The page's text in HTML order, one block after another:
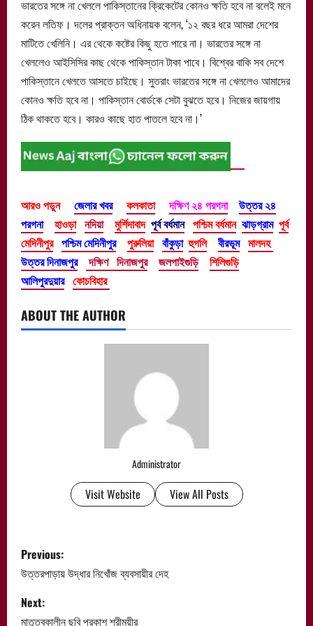
ভারতের সঙ্গে না খেললে পাকিস্তানের ক্রিকেটের কোনও ক্ষতি হবে না বলেই মনে
করেন লতিফ। দলের প্রাক্তন অধিনায়ক বলেন, ‘১২ বছর ধরে আমরা দেশের
মাটিতে খেলিনি। এর থেকে কষ্টের কিছু হতে পারে না। ভারতের সঙ্গে না
খেললেও আইসিসির কাছ থেকে পাকিস্তান টাকা পাবে। বিশ্বের বাকি সব দেশে
পাকিস্তানে খেলতে আসতে চাইছে। সুতরাং ভারতের সঙ্গে না খেললেও আমাদের
কোনও ক্ষতি হবে না। পাকিস্তান বোর্ডকে সেটা বুঝতে হবে। নিজের জায়গায়
ঠিক থাকতে হবে। কারও কাছে হাত পাতলে হবে না।’
আরও পড়ুন জেলার খবর কলকাতা দক্ষিণ ২৪ পরগনা
উত্তর ২৪
পরগনা
হাওড়া নদিয়া মুর্শিদাবাদ পূর্ব বর্ধমান পশ্চিম বর্ধমান ঝাড়গ্রাম পূর্ব
মেদিনীপুর পশ্চিম মেদিনীপুর পুরুলিয়া বাঁকুড়া হুগলি বীরভূম মালদহ
উত্তর দিনাজপুর
দক্ষিণ দিনাজপুর জলপাইগুড়ি
শিলিগুড়ি
আলিপুরদুয়ার কোচবিহার
ABOUT THE AUTHOR
Administrator
Visit Website View All Posts
P
o
s
Previous:
উত্তরপাড়ায় উদ্ধার নিখোঁজ ব্যবসায়ীর দেহ
Next:
মাতৃত্বকালীন ছবি প্রকাশ শ্রীময়ীর